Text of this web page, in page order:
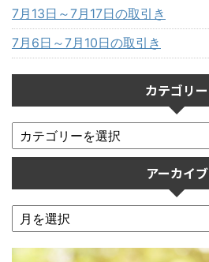
7月13日～7月17日の取引き
7月6日～7月10日の取引き
カテゴリー
アーカイブ